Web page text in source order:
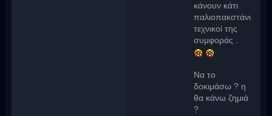
κάνουν κάτι
παλιοπακστάνια
τεχνικοί της
συμφοράς .
Να το
δοκιμάσω ? η
θα κάνω ζημιά
?